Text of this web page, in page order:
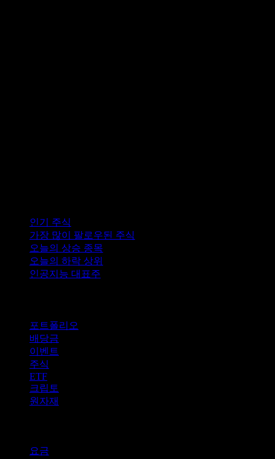
인기 주식
가장 많이 팔로우된 주식
오늘의 상승 종목
오늘의 하락 상위
인공지능 대표주
포트폴리오
배당금
이벤트
주식
ETF
크립토
원자재
요금